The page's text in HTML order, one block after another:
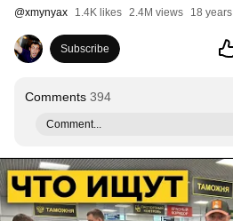
@xmynyax 1.4K likes 2.4M views 18
Subscribe
Comments 394
Comment...